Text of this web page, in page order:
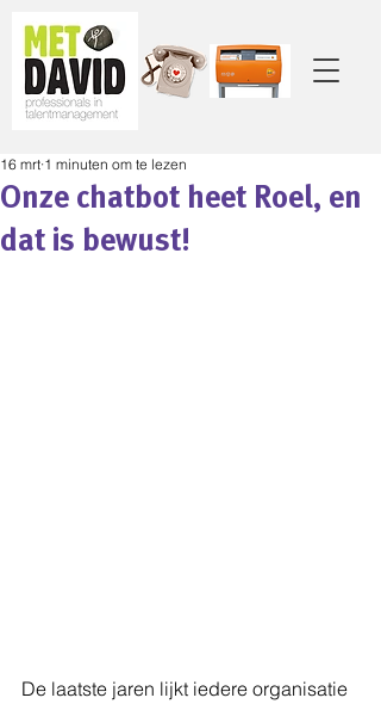
Onze chatbot heet Roel, en
dat is bewust!
16 mrt 1 minuten om te lezen
De laatste jaren lijkt iedere organisatie